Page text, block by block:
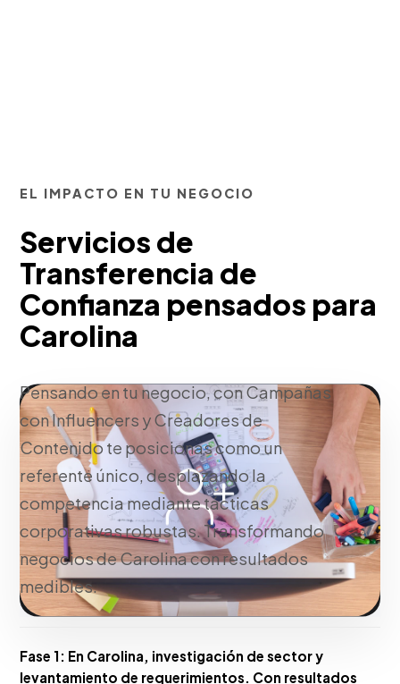
EL IMPACTO EN TU NEGOCIO
Servicios de
Transferencia de
Confianza pensados para
Carolina
Pensando en tu negocio, con Campañas
con Influencers y Creadores de
Contenido te posicionas como un
referente único, desplazando la
competencia mediante tácticas
corporativas robustas. Transformando
negocios de Carolina con resultados
medibles.
Fase 1: En Carolina, investigación de sector y
levantamiento de requerimientos. Con resultados